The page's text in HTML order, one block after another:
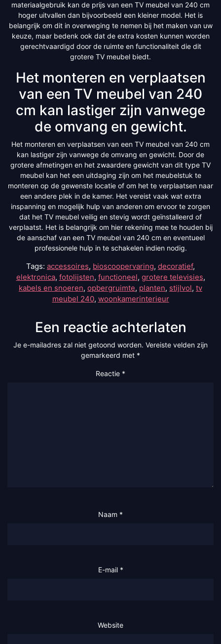
materiaalgebruik kan de prijs van een TV meubel van 240 cm
hoger uitvallen dan bijvoorbeeld een kleiner model. Het is
belangrijk om dit in overweging te nemen bij het maken van uw
keuze, maar bedenk ook dat de extra kosten kunnen worden
gerechtvaardigd door de ruimte en functionaliteit die dit
grotere TV meubel biedt.
Het monteren en verplaatsen
van een TV meubel van 240
cm kan lastiger zijn vanwege
de omvang en gewicht.
Het monteren en verplaatsen van een TV meubel van 240 cm
kan lastiger zijn vanwege de omvang en gewicht. Door de
grotere afmetingen en het zwaardere gewicht van dit type TV
meubel kan het een uitdaging zijn om het meubelstuk te
monteren op de gewenste locatie of om het te verplaatsen naar
een andere plek in de kamer. Het vereist vaak wat extra
inspanning en mogelijk hulp van anderen om ervoor te zorgen
dat het TV meubel veilig en stevig wordt geïnstalleerd of
verplaatst. Het is belangrijk om hier rekening mee te houden bij
de aanschaf van een TV meubel van 240 cm en eventueel
professionele hulp in te schakelen indien nodig.
Tags: accessoires, bioscoopervaring, decoratief,
elektronica, fotolijsten, functioneel, grotere televisies,
kabels en snoeren, opbergruimte, planten, stijlvol, tv
meubel 240, woonkamerinterieur
Een reactie achterlaten
Je e-mailadres zal niet getoond worden. Vereiste velden zijn
gemarkeerd met *
Reactie *
Naam *
E-mail *
Website